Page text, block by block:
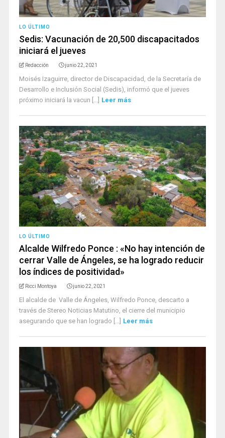
LO ÚLTIMO
Sedis: Vacunación de 20,500 discapacitados
iniciará el jueves
Redacción junio 22, 2021
Moisés Izaguirre, director de Discapacidad, de la Secretaría de
Desarrollo e Inclusión Social (Sedis), informó que el jueves
próximo iniciará la vacun [...] Leer más
LO ÚLTIMO
Alcalde Wilfredo Ponce : «No hay intención de
cerrar Valle de Ángeles, se ha logrado reducir
los índices de positividad»
Ricci Montoya junio 22, 2021
El alcalde de Valle de Ángeles, Wilfredo Ponce, descarto a
través de Stereo Noticias Matutino, el cierre del municipio
asegurando que se han logrado [...] Leer más